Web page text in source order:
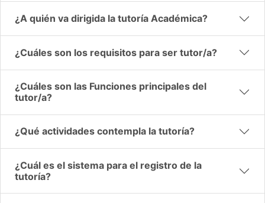
¿A quién va dirigida la tutoría Académica?
¿Cuáles son los requisitos para ser tutor/a?
¿Cuáles son las Funciones principales del
tutor/a?
¿Qué actividades contempla la tutoría?
¿Cuál es el sistema para el registro de la
tutoría?